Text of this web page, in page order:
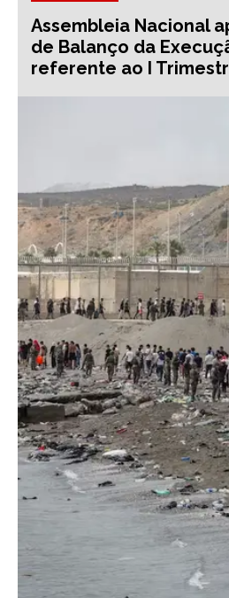
Assembleia Nacional
de Balanço da
referente ao I